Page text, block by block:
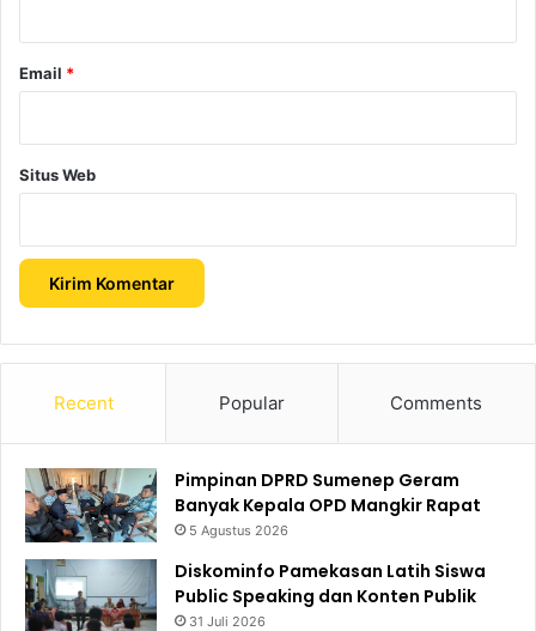
Email *
Situs Web
Recent Popular Comments
Pimpinan DPRD Sumenep Geram
Banyak Kepala OPD Mangkir Rapat
5 Agustus 2026
Diskominfo Pamekasan Latih Siswa
Public Speaking dan Konten Publik
31 Juli 2026